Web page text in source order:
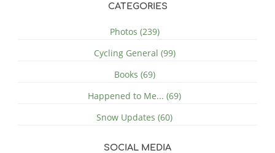
CATEGORIES
Photos (239)
Cycling General (99)
Books (69)
Happened to Me... (69)
Snow Updates (60)
SOCIAL MEDIA